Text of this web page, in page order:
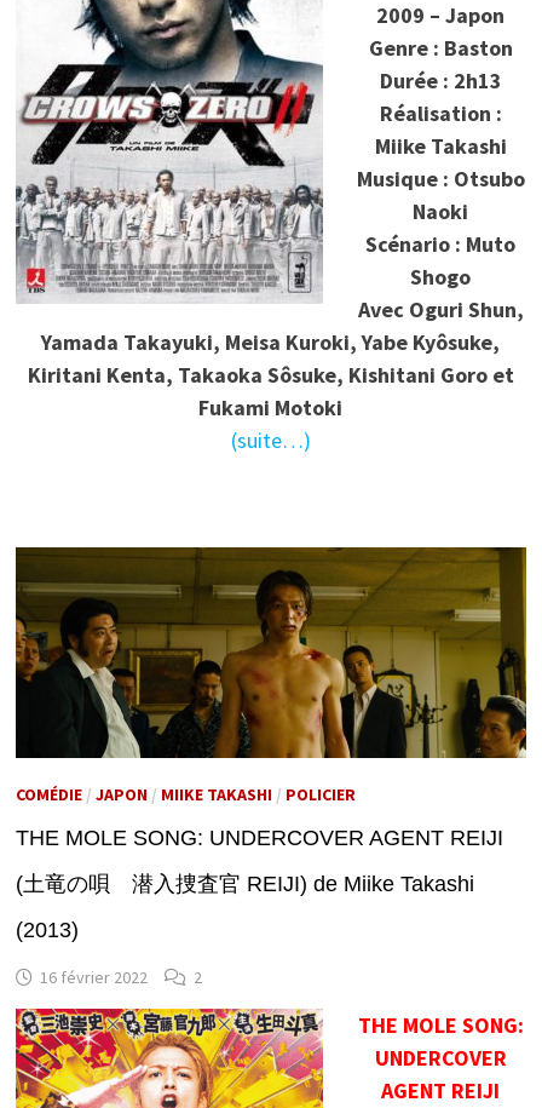
2009 – Japon
Genre : Baston
Durée : 2h13
Réalisation :
Miike Takashi
Musique : Otsubo
Naoki
Scénario : Muto
Shogo
Avec Oguri Shun,
Yamada Takayuki, Meisa Kuroki, Yabe Kyôsuke,
Kiritani Kenta, Takaoka Sôsuke, Kishitani Goro et
Fukami Motoki
(suite…)
COMÉDIE/ JAPON/ MIIKE TAKASHI/ POLICIER
THE MOLE SONG: UNDERCOVER AGENT REIJI
(土竜の唄 潜入捜査官 REIJI) de Miike Takashi
(2013)
16 février 2022 2
THE MOLE SONG:
UNDERCOVER
AGENT REIJI